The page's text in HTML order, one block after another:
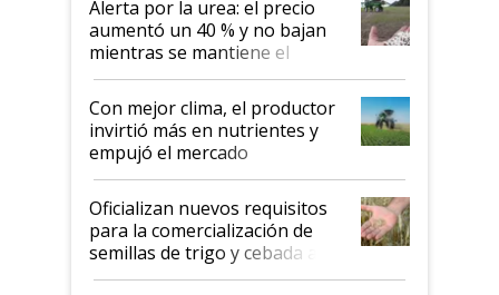
Alerta por la urea: el precio
aumentó un 40 % y no bajan
mientras se mantiene el
conflicto en Medio Oriente
Con mejor clima, el productor
invirtió más en nutrientes y
empujó el mercado
Oficializan nuevos requisitos
para la comercialización de
semillas de trigo y cebada a
granel